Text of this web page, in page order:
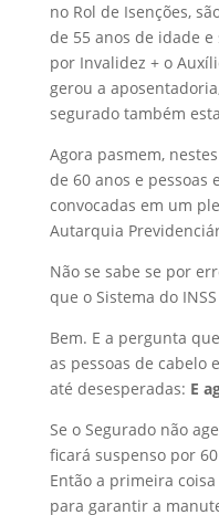
no Rol de Isenções,
de 55 anos de idade
por Invalidez + o
gerou a
segurado também
Agora pasmem,
de 60 anos e pessoas
convocadas em um
Autarquia
Não se sabe se por
que o Sistema do
Bem. E a pergunta
as pessoas de cabelo
até desesperadas: E
Se o Segurado não
ficará suspenso por
Então a primeira
para garantir a